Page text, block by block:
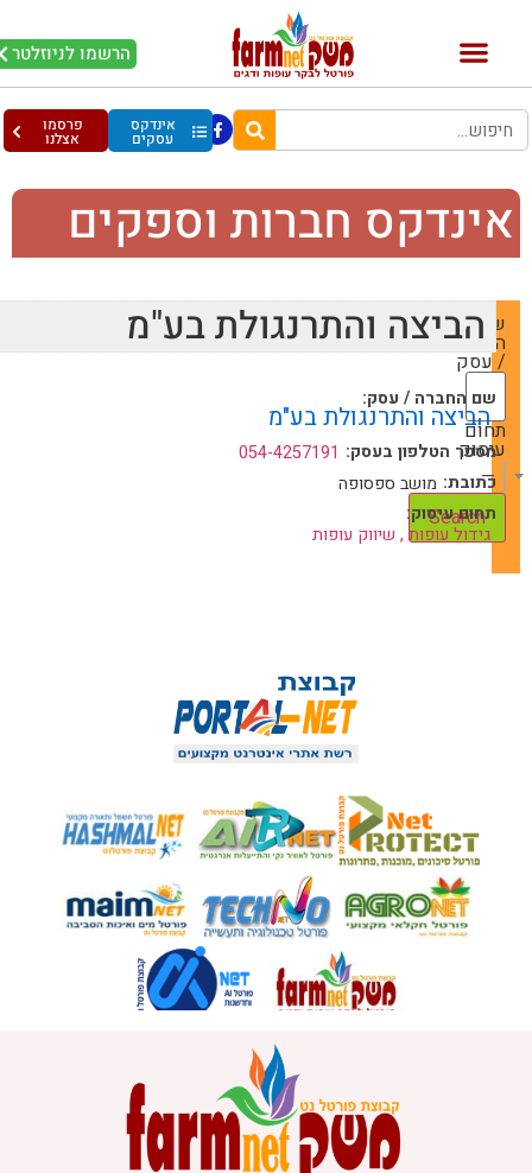
הרשמו לניוזלטר
אינדקס
עסקים
פרסמו
אצלנו
חברות וספקים
שם
החברה
/ עסק
תחום
עיסוק
— Choose One —
הביצה והתרנגולת בע"מ
שם החברה / עסק:
הביצה והתרנגולת בע"מ
מספר הטלפון בעסק: 054-4257191
כתובת: מושב ספסופה
תחום עיסוק:
גידול עופות , שיווק עופות